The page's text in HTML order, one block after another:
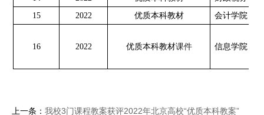
15
2022 优质本科教材 会计学院
16 2022 优质本科教材课件 信息学院
上一条： 我校3门课程教案获评2022年北京高校“优质本科教案”